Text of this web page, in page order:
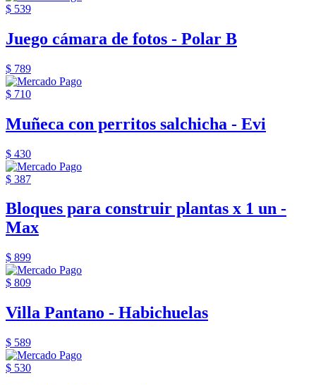
$ 539
Juego cámara de fotos - Polar B
$ 789
$ 710
Muñeca con perritos salchicha - Evi
$ 430
$ 387
Bloques para construir plantas x 1 un -
Max
$ 899
$ 809
Villa Pantano - Habichuelas
$ 589
$ 530